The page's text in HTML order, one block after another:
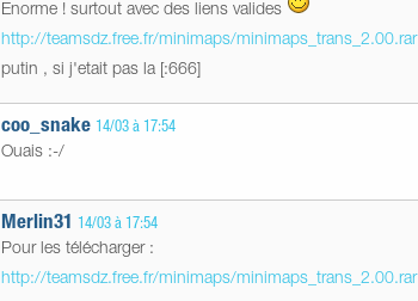
Enorme ! surtout avec des liens valides
http://teamsdz.free.fr/minimaps/minimaps_trans_2.00.rar
putin , si j'etait pas la [:666]
coo_snake 14/03 à 17:54
Ouais :-/
Merlin31 14/03 à 17:54
Pour les télécharger :
http://teamsdz.free.fr/minimaps/minimaps_trans_2.00.rar